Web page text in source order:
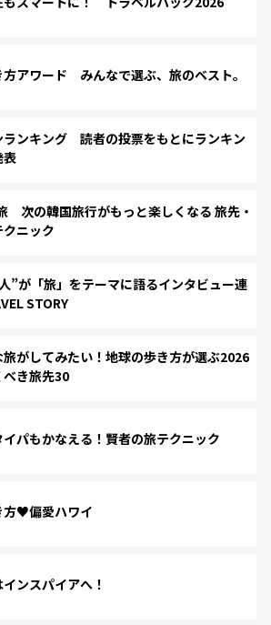
アワード みんなで選ぶ、旅のベスト。
ランキング 読者の投票をもとにランキン
表
次の韓国旅行がもっと楽しくなる 旅先・
ニック
”が「旅」をテーマに語るインタビュー連
STORY
がしてみたい！地球の歩き方が選ぶ2026
き旅先30
パもかなえる！賢者の旅テクニック
方♥偏愛ハワイ
ンスパイアへ！